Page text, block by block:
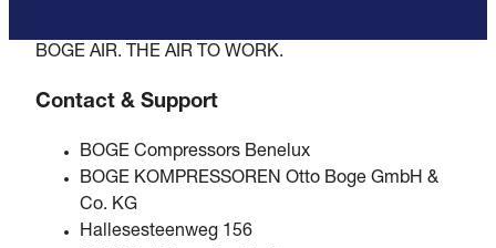
BOGE AIR. THE AIR TO WORK.
Contact & Support
BOGE Compressors Benelux
BOGE KOMPRESSOREN Otto Boge GmbH &
Co. KG
Hallesesteenweg 156